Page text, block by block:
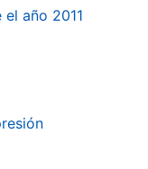
año 2011